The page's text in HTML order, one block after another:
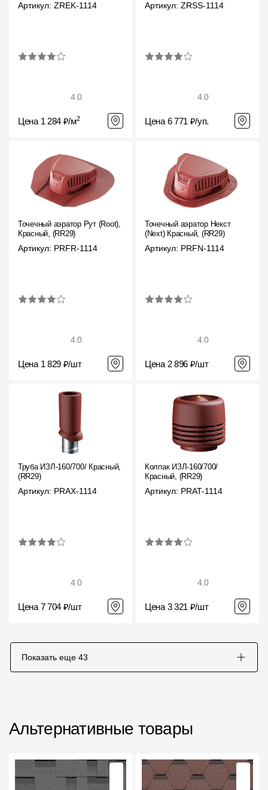
Артикул: ZREK-1114
4.0
Цена 1 284 ₽/м2
Артикул: ZRSS-1114
4.0
Цена 6 771 ₽/уп.
Точечный аэратор Рут (Root),
Красный, (RR29)
Артикул: PRFR-1114
4.0
Цена 1 829 ₽/шт
Точечный аэратор Некст
(Next) Красный, (RR29)
Артикул: PRFN-1114
4.0
Цена 2 896 ₽/шт
Труба ИЗЛ-160/700/ Красный,
(RR29)
Артикул: PRAX-1114
4.0
Цена 7 704 ₽/шт
Колпак ИЗЛ-160/700/
Красный, (RR29)
Артикул: PRAT-1114
4.0
Цена 3 321 ₽/шт
Показать еще 43
Альтернативные товары